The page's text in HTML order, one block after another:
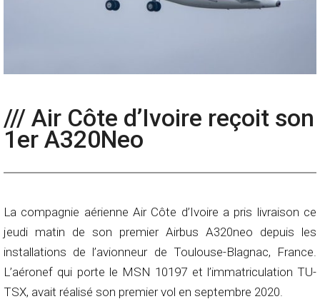
/// Air Côte d’Ivoire reçoit son
1er A320Neo
La compagnie aérienne Air Côte d’Ivoire a pris livraison ce
jeudi matin de son premier Airbus A320neo depuis les
installations de l’avionneur de Toulouse-Blagnac, France.
L’aéronef qui porte le MSN 10197 et l’immatriculation TU-
TSX, avait réalisé son premier vol en septembre 2020.